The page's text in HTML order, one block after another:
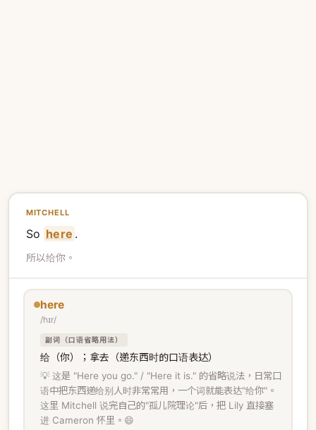
MITCHELL
So here .
所以给你。
here
/hɪr/
副词（口语省略用法）
给（你）；拿去（递东西时的口语表达）
💡 这是 "Here you go." / "Here it is." 的省略说法，日常口
语中把东西递给别人时非常常用，一个词就能表达"给你"。
这里 Mitchell 说完自己的"孤儿院理论"后，把 Lily 直接塞
进 Cameron 怀里。😄